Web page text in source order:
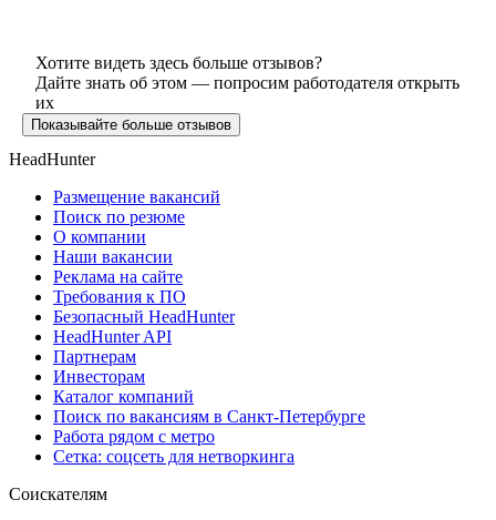
Хотите видеть здесь больше отзывов?
Дайте знать об этом — попросим работодателя открыть
их
Показывайте больше отзывов
HeadHunter
Размещение вакансий
Поиск по резюме
О компании
Наши вакансии
Реклама на сайте
Требования к ПО
Безопасный HeadHunter
HeadHunter API
Партнерам
Инвесторам
Каталог компаний
Поиск по вакансиям в Санкт-Петербурге
Работа рядом с метро
Сетка: соцсеть для нетворкинга
Соискателям